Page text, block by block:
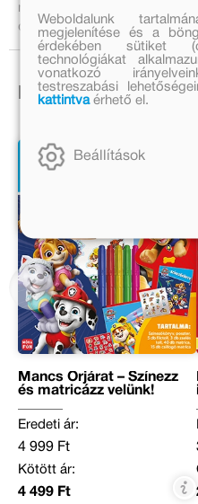
művészeknek, az ünnepi pufi
díszíthetik a színessé
Ezek is érdekelhetnek!
Mancs Őrjárat – Színezz
és matricázz velünk!
Eredeti ár:
4 999 Ft
Kötött ár:
4 499 Ft
Weboldalunk
megjelenítése és a
érdekében sütiket
technológiákat
vonatkozó
testreszabási
kattintvaérhető el.
Beállítások